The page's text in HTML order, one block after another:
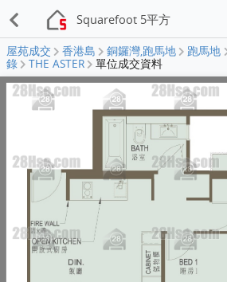
Squarefoot 5平方
屋苑成交 香港島 銅鑼灣,跑馬地 跑馬地
錄
THE ASTER 單位成交資料